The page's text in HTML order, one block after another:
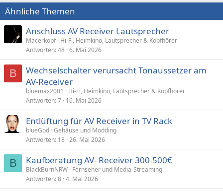
Ähnliche Themen
Anschluss AV Receiver Lautsprecher
Macerkopf Hi-Fi, Heimkino, Lautsprecher & Kopfhörer
Antworten 48 6. Mai 2026
B
Wechselschalter verursacht Tonaussetzer am
AV-Receiver
bluemax2001
Hi-Fi, Heimkino, Lautsprecher & Kopfhörer
Antworten 7 16. Mai 2026
Entlüftung für AV Receiver in TV Rack
blueGod Gehäuse und Modding
Antworten 18 26. Mai 2026
B Kaufberatung AV- Receiver 300-500€
BlackBurnNRW Fernseher und Media-Streaming
Antworten 8 4. Mai 2026